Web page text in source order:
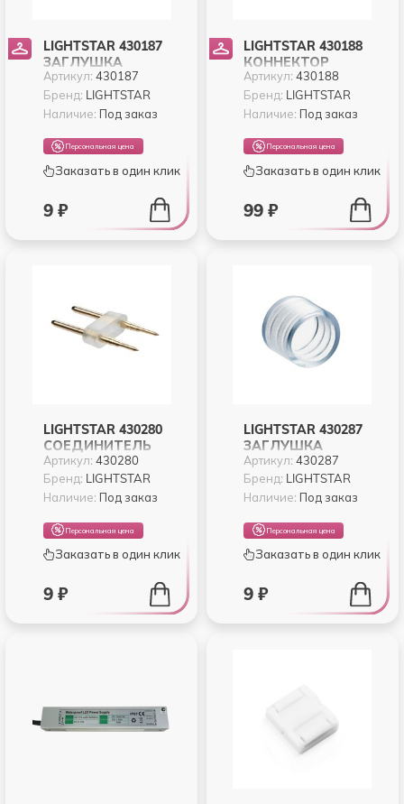
LIGHTSTAR 430187
ЗАГЛУШКА
ИЗОЛИРУЮЩАЯ
NEOLED ДЛЯ
НЕОНОВОЙ ЛЕНТЫ
Артикул: 430187
Бренд: LIGHTSTAR
Наличие: Под заказ
Персональная цена
Заказать в один клик
9 ₽
LIGHTSTAR 430188
КОННЕКТОР
NEOLED К
НЕОНОВЫМ
ЛЕНТАМ СРЕДНИЙ
Артикул:430188
Бренд: LIGHTSTAR
Наличие: Под заказ
Персональная цена
Заказать в один клик
99 ₽
LIGHTSTAR 430280
СОЕДИНИТЕЛЬ
NEOLED 2-
ШТЫРЬКОВЫЙ
ДЛЯ НЕОНОВОЙ
Артикул: 430280
Бренд: LIGHTSTAR
Наличие: Под заказ
Персональная цена
Заказать в один клик
9 ₽
LIGHTSTAR 430287
ЗАГЛУШКА
ИЗОЛИРУЮЩАЯ
NEOLED ДЛЯ
НЕОНОВОЙ ЛЕНТЫ
Артикул:430287
Бренд: LIGHTSTAR
Наличие: Под заказ
Персональная цена
Заказать в один клик
9 ₽